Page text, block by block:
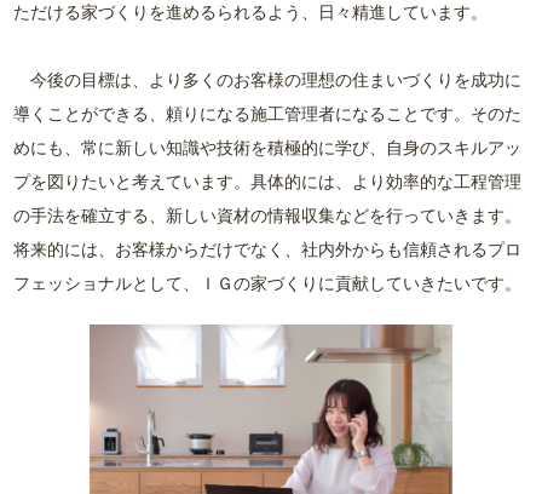
ただける家づくりを進めるられるよう、日々精進しています。
今後の目標は、より多くのお客様の理想の住まいづくりを成功に
導くことができる、頼りになる施工管理者になることです。そのた
めにも、常に新しい知識や技術を積極的に学び、自身のスキルアッ
プを図りたいと考えています。具体的には、より効率的な工程管理
の手法を確立する、新しい資材の情報収集などを行っていきます。
将来的には、お客様からだけでなく、社内外からも信頼されるプロ
フェッショナルとして、ＩＧの家づくりに貢献していきたいです。